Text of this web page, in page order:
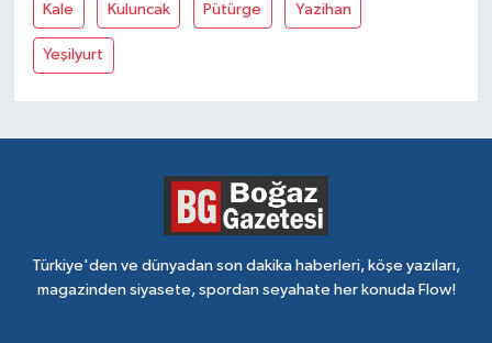
Kale Kuluncak Pütürge Yazihan
Yeşilyurt
Türkiye'den ve dünyadan son dakika haberleri, köşe yazıları,
magazinden siyasete, spordan seyahate her konuda Flow!